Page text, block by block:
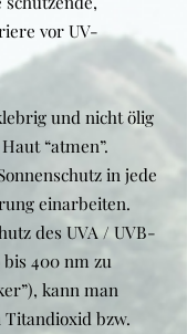
vor UV-
und nicht ölig
“atmen”.
in jede
einarbeiten.
des UVA / UVB-
400 nm zu
kann man
Titandioxid bzw.